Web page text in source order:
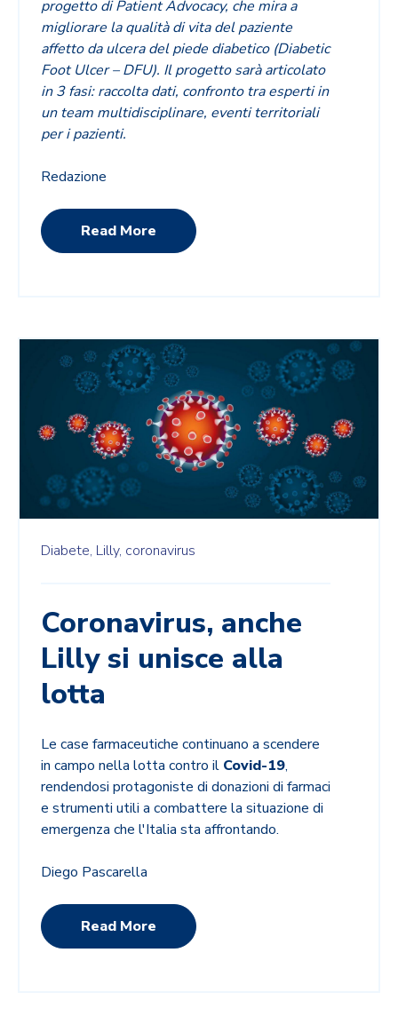
progetto di Patient Advocacy, che mira a
migliorare la qualità di vita del paziente
affetto da ulcera del piede diabetico (Diabetic
Foot Ulcer – DFU). Il progetto sarà articolato
in 3 fasi: raccolta dati, confronto tra esperti in
un team multidisciplinare, eventi territoriali
per i pazienti.
Redazione
Read More
Diabete, Lilly, coronavirus
Coronavirus, anche
Lilly si unisce alla
lotta
Le case farmaceutiche continuano a scendere
in campo nella lotta contro il Covid-19,
rendendosi protagoniste di donazioni di farmaci
e strumenti utili a combattere la situazione di
emergenza che l'Italia sta affrontando.
Diego Pascarella
Read More